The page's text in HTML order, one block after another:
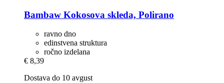
Bambaw Kokosova skleda, Polirano
ravno dno
edinstvena struktura
ročno izdelana
€ 8,39
Dostava do 10 avgust